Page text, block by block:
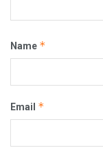
Name *
Email *